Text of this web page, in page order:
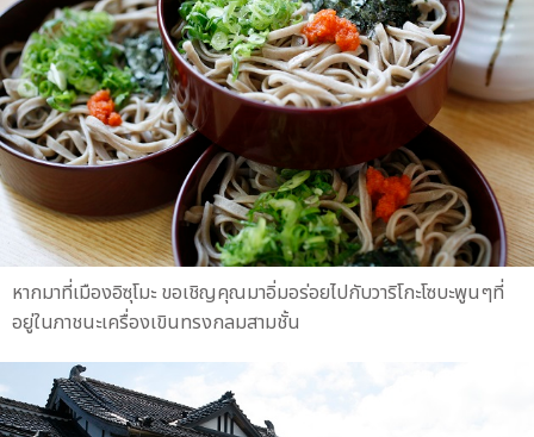
หากมาที่เมืองอิซุโมะ ขอเชิญคุณมาอิ่มอร่อยไปกับวาริโกะโซบะพูนๆที่
อยู่ในภาชนะเครื่องเขินทรงกลมสามชั้น